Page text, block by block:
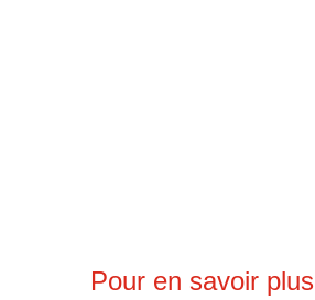
Pour en savoir plus